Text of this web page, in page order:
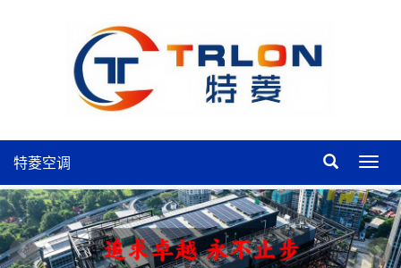
特
菱
空
调
特菱空调